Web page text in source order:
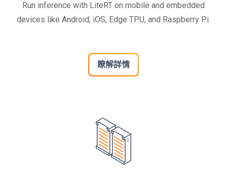
Run inference with LiteRT on mobile and embedded
devices like Android, iOS, Edge TPU, and Raspberry Pi.
瞭解詳情